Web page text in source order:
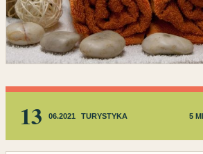
13 06.2021 TURYSTYKA 5